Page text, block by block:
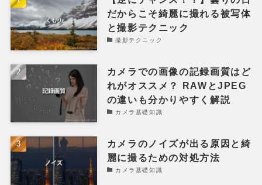
だからこそ綺麗に撮れる被写体
と撮影テクニック
撮影テクニック
カメラでの画像の記録画質はど
れがオススメ？ RAWとJPEG
の違いも分かりやすく解説
カメラ基礎知識
カメラのノイズが出る原因と綺
麗に撮るための対処方法
カメラ基礎知識